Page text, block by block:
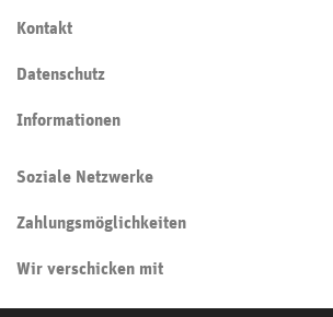
Kontakt
Datenschutz
Informationen
Soziale Netzwerke
Zahlungsmöglichkeiten
Wir verschicken mit